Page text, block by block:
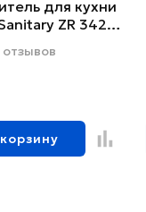
для кухни
ZR 342-6
отзывов